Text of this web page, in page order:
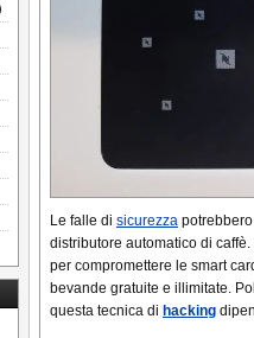
Le falle di sicurezza
distributore automatico di
per compromettere le smart
bevande gratuite e illimitate.
questa tecnica di hacking